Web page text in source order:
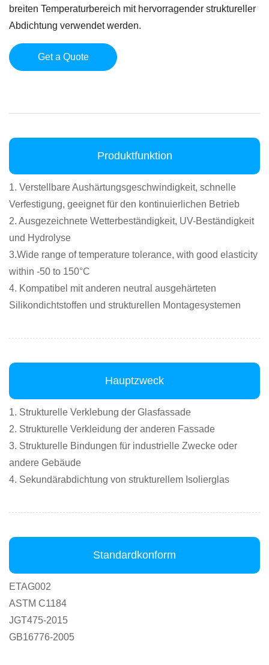
breiten Temperaturbereich mit hervorragender struktureller
Abdichtung verwendet werden.
Get a Quote
Produktfunktion
1. Verstellbare Aushärtungsgeschwindigkeit, schnelle
Verfestigung, geeignet für den kontinuierlichen Betrieb
2. Ausgezeichnete Wetterbeständigkeit, UV-Beständigkeit
und Hydrolyse
3.Wide range of temperature tolerance, with good elasticity
within -50 to 150°C
4. Kompatibel mit anderen neutral ausgehärteten
Silikondichtstoffen und strukturellen Montagesystemen
Hauptzweck
1. Strukturelle Verklebung der Glasfassade
2. Strukturelle Verkleidung der anderen Fassade
3. Strukturelle Bindungen für industrielle Zwecke oder
andere Gebäude
4. Sekundärabdichtung von strukturellem Isolierglas
Standardkonform
ETAG002
ASTM C1184
JGT475-2015
GB16776-2005